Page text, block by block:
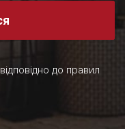
до правил